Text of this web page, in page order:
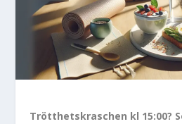
Trötthetskraschen kl 15:00?